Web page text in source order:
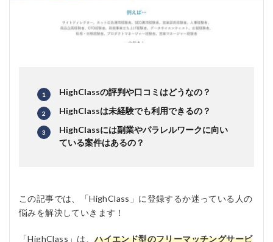
HighClassの評判や口コミはどうなの？
HighClassは未経験でも利用できるの？
HighClassには副業やパラレルワークに向い
ている案件はあるの？
この記事では、「HighClass」に登録するか迷っている人の
悩みを解決していきます！
「HighClass」は、ハイエンド型のフリーマッチングサービ